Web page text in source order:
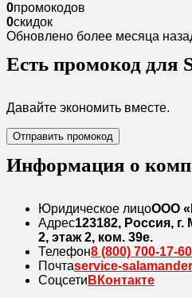
0промокодов
0скидок
Обновлено более месяца
Есть промокод для
Давайте экономить вместе.
Отправить промокод
Информация о
Юридическое лицоООО
Адрес123182, Россия,
2, этаж 2, ком. 39е.
Телефон8 (800) 700-17-60
Почтаservice-
Соцсети ВКонтакте